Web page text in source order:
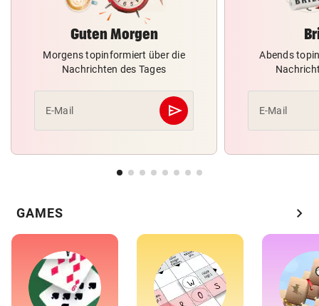
Guten Morgen
Morgens topinformiert über die
Nachrichten des Tages
E-Mail send
Abschicken
Abends
E-Mail
GAMES chevron_right